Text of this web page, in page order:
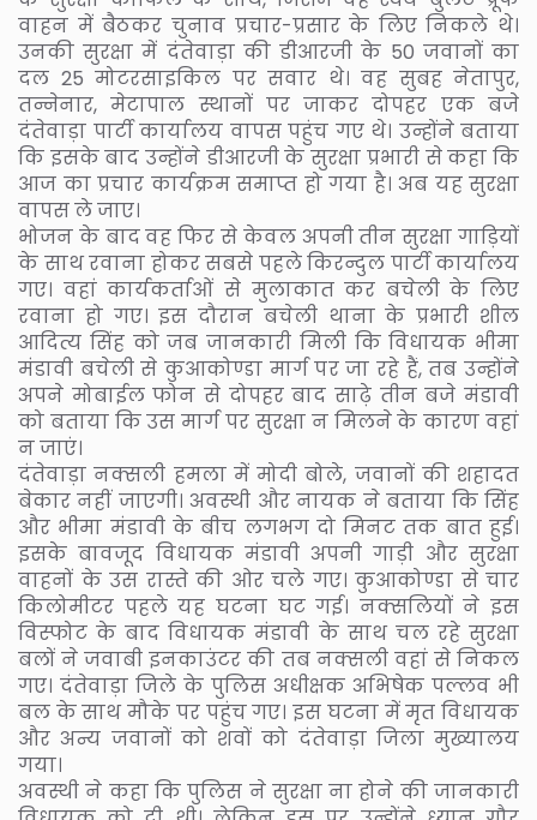
वाहन में बैठकर चुनाव प्रचार-प्रसार के लिए निकले थे।
उनकी सुरक्षा में दंतेवाड़ा की डीआरजी के 50 जवानों का
दल 25 मोटरसाइकिल पर सवार थे। वह सुबह नेतापुर,
तन्नेनार, मेटापाल स्थानों पर जाकर दोपहर एक बजे
दंतेवाड़ा पार्टी कार्यालय वापस पहुंच गए थे। उन्होंने बताया
कि इसके बाद उन्होंने डीआरजी के सुरक्षा प्रभारी से कहा कि
आज का प्रचार कार्यक्रम समाप्त हो गया है। अब यह सुरक्षा
वापस ले जाए।
भोजन के बाद वह फिर से केवल अपनी तीन सुरक्षा गाड़ियों
के साथ रवाना होकर सबसे पहले किरन्दुल पार्टी कार्यालय
गए। वहां कार्यकर्ताओं से मुलाकात कर बचेली के लिए
रवाना हो गए। इस दौरान बचेली थाना के प्रभारी शील
आदित्य सिंह को जब जानकारी मिली कि विधायक भीमा
मंडावी बचेली से कुआकोण्डा मार्ग पर जा रहे हैं, तब उन्होंने
अपने मोबाईल फोन से दोपहर बाद साढ़े तीन बजे मंडावी
को बताया कि उस मार्ग पर सुरक्षा न मिलने के कारण वहां
न जाएं।
दंतेवाड़ा नक्सली हमला में मोदी बोले, जवानों की शहादत
बेकार नहीं जाएगी। अवस्थी और नायक ने बताया कि सिंह
और भीमा मंडावी के बीच लगभग दो मिनट तक बात हुई।
इसके बावजूद विधायक मंडावी अपनी गाड़ी और सुरक्षा
वाहनों के उस रास्ते की ओर चले गए। कुआकोण्डा से चार
किलोमीटर पहले यह घटना घट गई। नक्सलियों ने इस
विस्फोट के बाद विधायक मंडावी के साथ चल रहे सुरक्षा
बलों ने जवाबी इनकाउंटर की तब नक्सली वहां से निकल
गए। दंतेवाड़ा जिले के पुलिस अधीक्षक अभिषेक पल्लव भी
बल के साथ मौके पर पहुंच गए। इस घटना में मृत विधायक
और अन्य जवानों को शवों को दंतेवाड़ा जिला मुख्यालय
गया।
अवस्थी ने कहा कि पुलिस ने सुरक्षा ना होने की जानकारी